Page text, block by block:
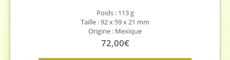
Poids :113 g
Taille :92 x 59 x 21 mm
Origine : Mexique
72,00€